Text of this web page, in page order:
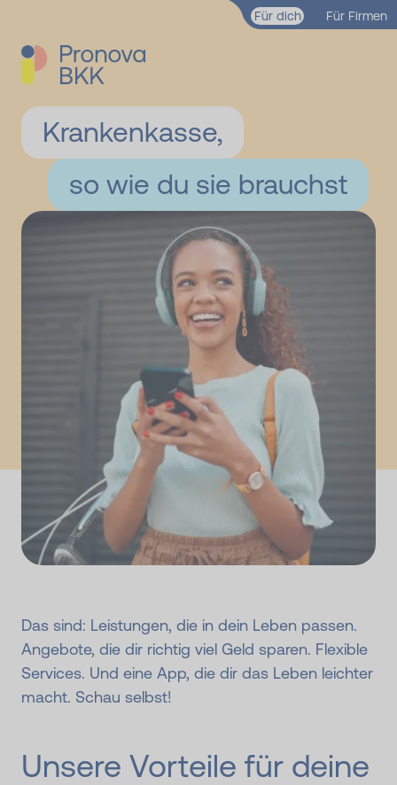
Zum Hauptinhalt springen
Für dich Für Firmen
Krankenkasse,
so wie du sie brauchst
Das sind: Leistungen, die in dein Leben passen.
Angebote, die dir richtig viel Geld sparen. Flexible
Services. Und eine App, die dir das Leben leichter
macht. Schau selbst!
Unsere Vorteile für deine